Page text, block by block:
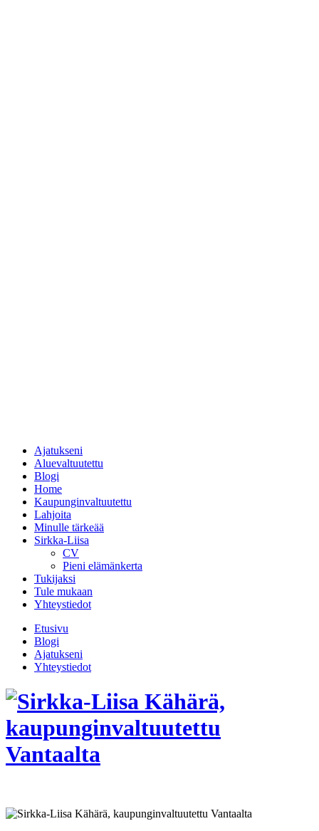
Ajatukseni
Aluevaltuutettu
Blogi
Home
Kaupunginvaltuutettu
Lahjoita
Minulle tärkeää
Sirkka-Liisa
CV
Pieni elämänkerta
Tukijaksi
Tule mukaan
Yhteystiedot
Etusivu
Blogi
Ajatukseni
Yhteystiedot